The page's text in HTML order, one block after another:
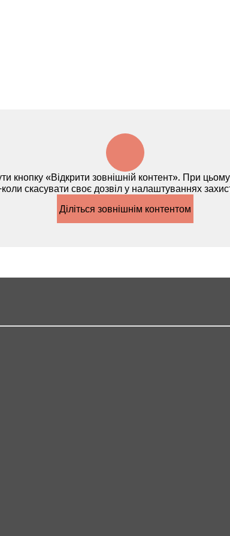
кнопку «Відкрити зовнішній контент». При
скасувати своє дозвіл у налаштуваннях
Діліться зовнішнім контентом